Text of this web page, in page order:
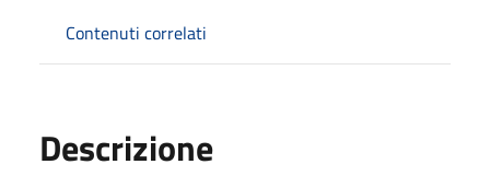
Contenuti correlati
Descrizione